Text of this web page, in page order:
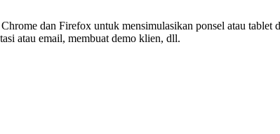
dan Firefox untuk mensimulasikan ponsel atau tablet
atau email, membuat demo klien, dll.